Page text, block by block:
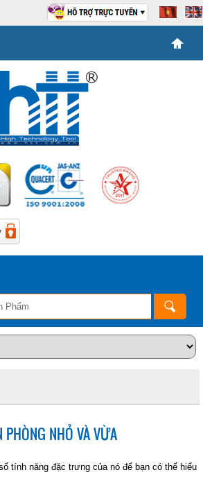
PHÒNG NHỎ VÀ VỪA
tính năng đặc trưng của nó để bạn có thể hiểu